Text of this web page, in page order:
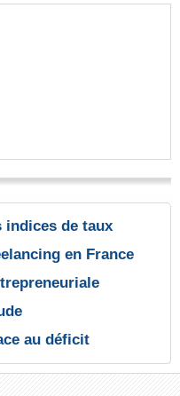
indices de taux
en France
au déficit